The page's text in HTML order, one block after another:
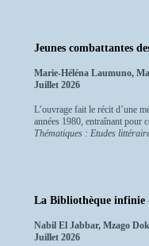
Jeunes combattantes
Marie-Héléna Laumuno,
Juillet 2026
L’ouvrage fait le récit d’une
années 1980, entraînant pour
Thématiques : Etudes
La Bibliothèque infinie
Nabil El Jabbar, Mzago
Juillet 2026